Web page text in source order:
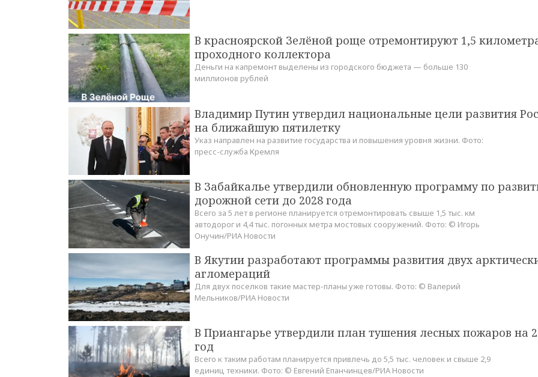
В красноярской Зелёной роще отремонтируют 1,5
проходного коллектора
Деньги на капремонт выделены из городского бюджета — больше 130
миллионов рублей
Владимир Путин утвердил национальные цели развития
на ближайшую пятилетку
Указ направлен на развитие государства и повышения уровня жизни. Фото:
пресс-служба Кремля
В Забайкалье утвердили обновленную программу по
дорожной сети до 2028 года
Всего за 5 лет в регионе планируется отремонтировать свыше 1,5 тыс. км
автодорог и 4,4 тыс. погонных метра мостовых сооружений. Фото: © Игорь
Онучин/РИА Новости
В Якутии разработают программы развития двух
агломераций
Для двух поселков такие мастер-планы уже готовы. Фото: © Валерий
Мельников/РИА Новости
В Приангарье утвердили план тушения лесных пожаров на
год
Всего к таким работам планируется привлечь до 5,5 тыс. человек и свыше 2,9
единиц техники. Фото: © Евгений Епанчинцев/РИА Новости